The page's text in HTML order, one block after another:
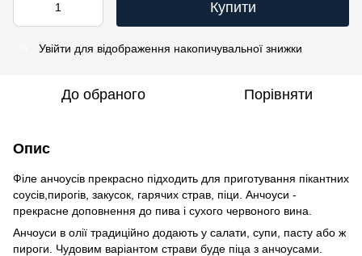
Купити
Увійти для відображення накопичувальної знижки
До обраного Порівняти
Опис
Філе анчоусів прекрасно підходить для приготування пікантних
соусів,пирогів, закусок, гарячих страв, піци. Анчоуси -
прекрасне доповнення до пива і сухого червоного вина.
Анчоуси в олії традиційно додають у салати, супи, пасту або ж
пироги. Чудовим варіантом страви буде піца з анчоусами.